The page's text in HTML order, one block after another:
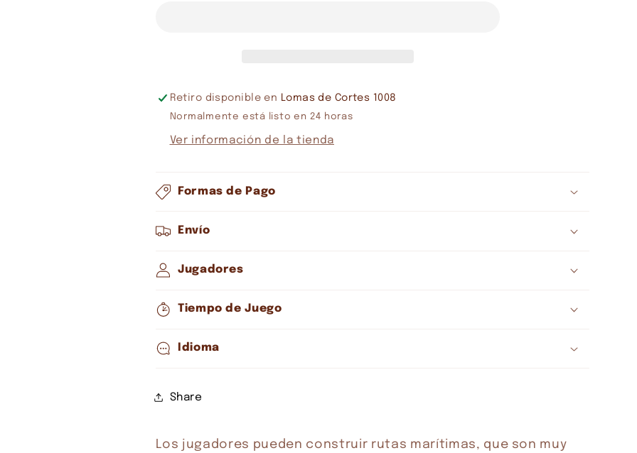
Retiro disponible en Lomas de Cortes 1008
Normalmente está listo en 24 horas
Ver información de la tienda
Formas de Pago
Envío
Jugadores
Tiempo de Juego
Idioma
Share
Los jugadores pueden construir rutas marítimas, que son muy